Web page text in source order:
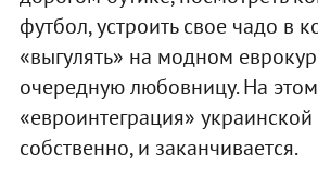
футбол, устроить свое чадо в
«выгулять» на модном
очередную любовницу. На этом
«евроинтеграция» украинской
собственно, и заканчивается.